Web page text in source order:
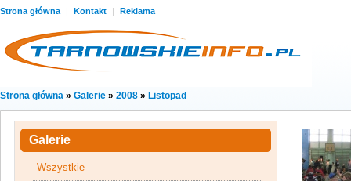
Strona główna | Kontakt | Reklama
Strona główna » Galerie » 2008 » Listopad
Galerie
Wszystkie